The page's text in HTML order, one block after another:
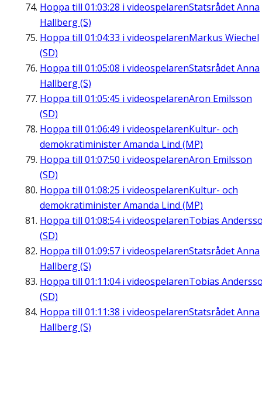
Hoppa till 01:03:28 i videospelarenStatsrådet Anna
Hallberg (S)
Hoppa till 01:04:33 i videospelarenMarkus Wiechel
(SD)
Hoppa till 01:05:08 i videospelarenStatsrådet Anna
Hallberg (S)
Hoppa till 01:05:45 i videospelarenAron Emilsson
(SD)
Hoppa till 01:06:49 i videospelarenKultur- och
demokratiminister Amanda Lind (MP)
Hoppa till 01:07:50 i videospelarenAron Emilsson
(SD)
Hoppa till 01:08:25 i videospelarenKultur- och
demokratiminister Amanda Lind (MP)
Hoppa till 01:08:54i videospelarenTobias
(SD)
Hoppa till 01:09:57 i videospelarenStatsrådet Anna
Hallberg (S)
Hoppa till 01:11:04i videospelarenTobias
(SD)
Hoppa till 01:11:38 i videospelarenStatsrådet Anna
Hallberg (S)